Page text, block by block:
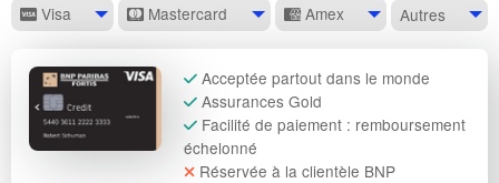
Visa Mastercard Amex Autres
Acceptée partout dans le monde
Assurances Gold
Facilité de paiement : remboursement
échelonné
Réservée à la clientèle BNP